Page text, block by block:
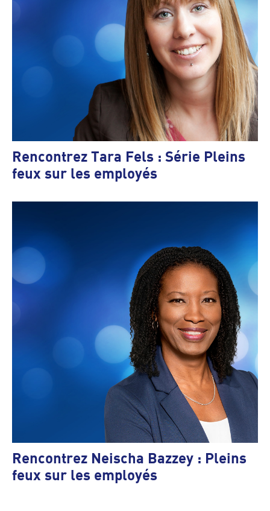
Rencontrez Tara Fels : Série Pleins
feux sur les employés
Rencontrez Neischa Bazzey : Pleins
feux sur les employés